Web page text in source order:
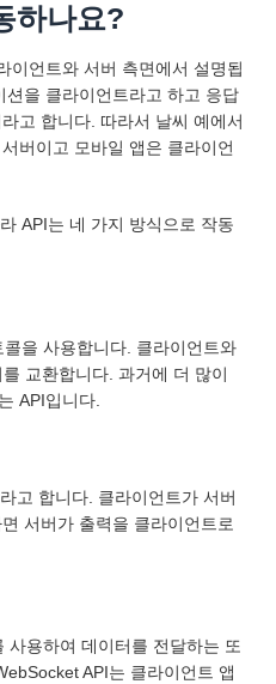
하나요?
이언트와 서버 측면에서 설명됩
을 클라이언트라고 하고 응답
고 합니다. 따라서 날씨 예에서
버이고 모바일 앱은 클라이언
API는 네 가지 방식으로 작동
을 사용합니다. 클라이언트와
교환합니다. 과거에 더 많이
API입니다.
고 합니다. 클라이언트가 서버
서버가 출력을 클라이언트로
사용하여 데이터를 전달하는 또
API는 클라이언트 앱